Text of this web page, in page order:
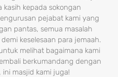
kasih kepada sokongan
pejabat kami yang
pantas, semua masalah
keselesaan para jemaah.
melihat bagaimana kami
berkumandang dengan
ini masjid kami juga!